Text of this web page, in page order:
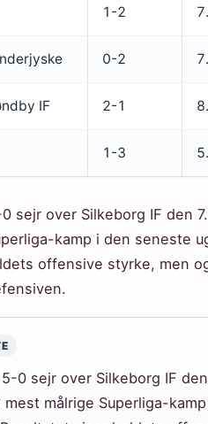
1-2
0-2
IF 2-1
1-3
sejr over Silkeborg IF den
kamp i den seneste
offensive styrke, men
0 sejr over Silkeborg IF
målrige Superliga-